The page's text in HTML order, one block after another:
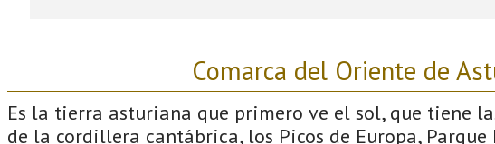
Comarca del Oriente de
Es la tierra asturiana que primero ve el sol, que tiene
de la cordillera cantábrica, los Picos de Europa, Parque